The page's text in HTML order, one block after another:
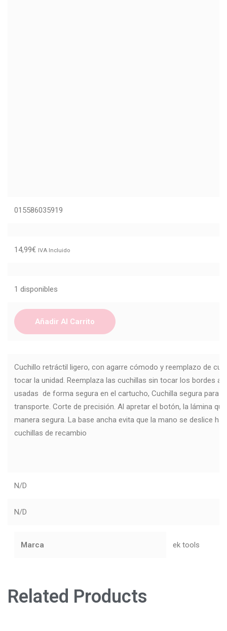
015586035919
14,99€ IVA Incluido
1 disponibles
Añadir Al Carrito
Cuchillo retráctil ligero, con agarre cómodo y reemplazo de
tocar la unidad. Reemplaza las cuchillas sin tocar los bordes
usadas de forma segura en el cartucho, Cuchilla segura para
transporte. Corte de precisión. Al apretar el botón, la lámina
manera segura. La base ancha evita que la mano se deslice
cuchillas de recambio
N/D
N/D
Marca ek tools
Related Products